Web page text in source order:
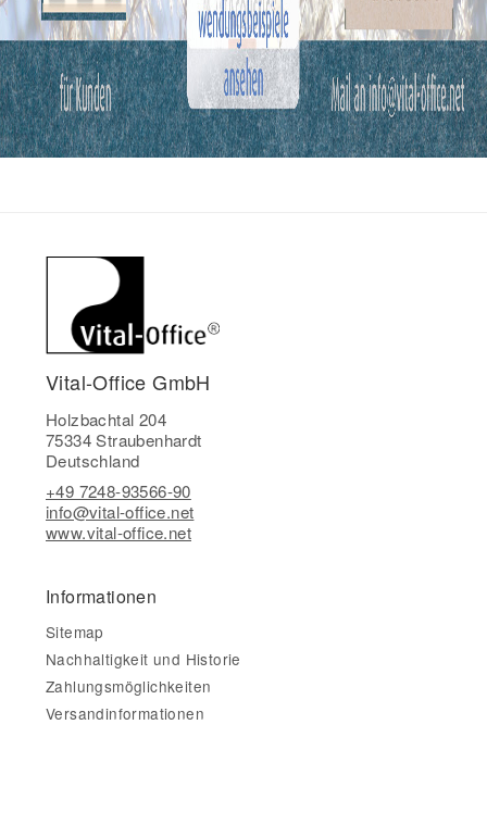
Vital-Office GmbH
Holzbachtal 204
75334 Straubenhardt
Deutschland
+49 7248-93566-90
info@vital-office.net
www.vital-office.net
Informationen
Sitemap
Nachhaltigkeit und Historie
Zahlungsmöglichkeiten
Versandinformationen